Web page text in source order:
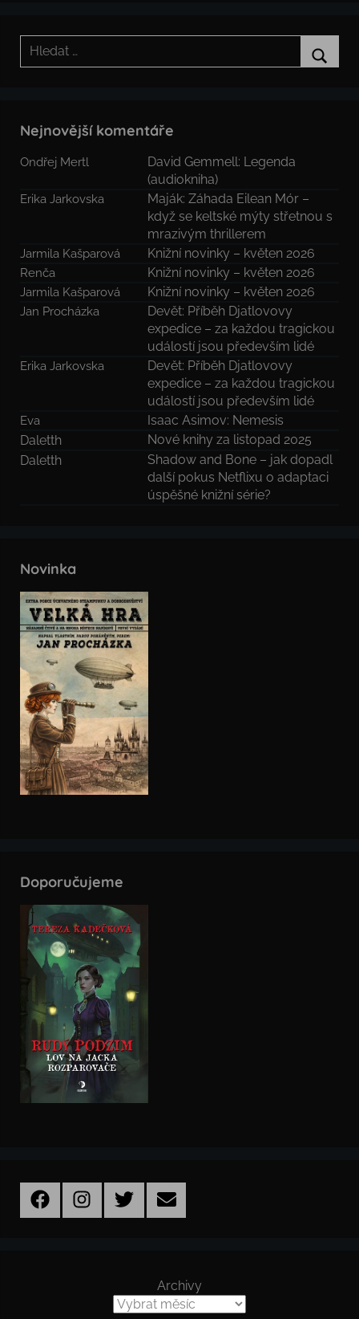
Hledat:
Nejnovější komentáře
Ondřej Mertl
David Gemmell: Legenda
(audiokniha)
Erika Jarkovska
Maják: Záhada Eilean Mór –
když se keltské mýty střetnou s
mrazivým thrillerem
Jarmila Kašparová Knižní novinky – květen 2026
Renča Knižní novinky – květen 2026
Jarmila Kašparová Knižní novinky – květen 2026
Jan Procházka
Devět: Příběh Djatlovovy
expedice – za každou tragickou
událostí jsou především lidé
Erika Jarkovska
Devět: Příběh Djatlovovy
expedice – za každou tragickou
událostí jsou především lidé
Eva
Isaac Asimov: Nemesis
Daletth
Nové knihy za listopad 2025
Daletth
Shadow and Bone – jak dopadl
další pokus Netflixu o adaptaci
úspěšné knižní série?
Novinka
Doporučujeme
FacebookInstagramTwitter Email
Archivy